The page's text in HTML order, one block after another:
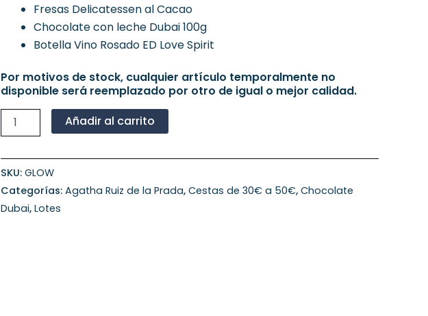
Fresas Delicatessen al Cacao
Chocolate con leche Dubai 100g
Botella Vino Rosado ED Love Spirit
Por motivos de stock, cualquier artículo temporalmente no
disponible será reemplazado por otro de igual o mejor calidad.
Añadir al carrito
SKU: GLOW
Categorías: Agatha Ruiz de la Prada, Cestas de 30€ a 50€, Chocolate
Dubai, Lotes